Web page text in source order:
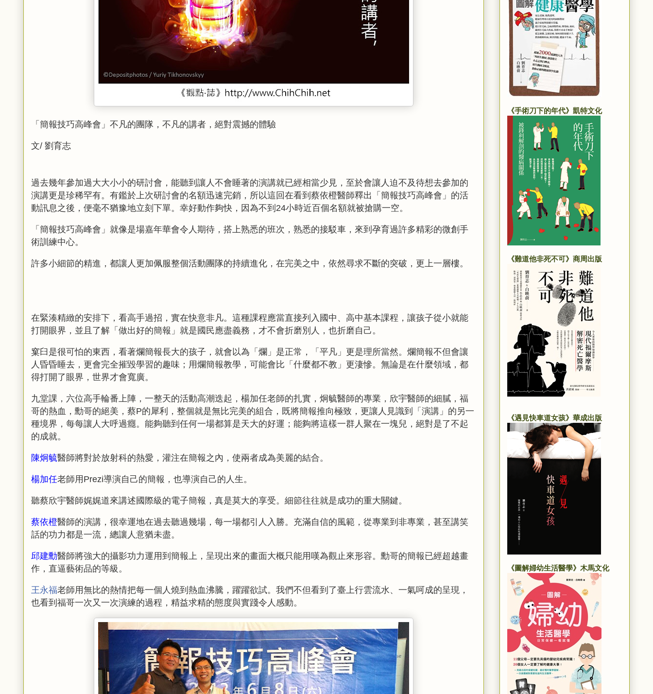
「簡報技巧高峰會」不凡的團隊，不凡的講者，絕對震撼的體驗
文/ 劉育志
過去幾年參加過大大小小的研討會，能聽到讓人不會睡著的演講就已經相當少見，至於會讓人迫不及待想去參加的
演講更是珍稀罕有。有鑑於上次研討會的名額迅速完銷，所以這回在看到蔡依橙醫師釋出「簡報技巧高峰會」的活
動訊息之後，便毫不猶豫地立刻下單。幸好動作夠快，因為不到24小時近百個名額就被搶購一空。
「簡報技巧高峰會」就像是場嘉年華會令人期待，搭上熟悉的班次，熟悉的接駁車，來到孕育過許多精彩的微創手
術訓練中心。
許多小細節的精進，都讓人更加佩服整個活動團隊的持續進化，在完美之中，依然尋求不斷的突破，更上一層樓。
在緊湊精緻的安排下，看高手過招，實在快意非凡。這種課程應當直接列入國中、高中基本課程，讓孩子從小就能
打開眼界，並且了解「做出好的簡報」就是國民應盡義務，才不會折磨別人，也折磨自己。
窠臼是很可怕的東西，看著爛簡報長大的孩子，就會以為「爛」是正常，「平凡」更是理所當然。爛簡報不但會讓
人昏昏睡去，更會完全摧毀學習的趣味；用爛簡報教學，可能會比「什麼都不教」更淒慘。無論是在什麼領域，都
得打開了眼界，世界才會寬廣。
九堂課，六位高手輪番上陣，一整天的活動高潮迭起，楊加任老師的扎實，炯毓醫師的專業，欣宇醫師的細膩，福
哥的熱血，勳哥的絕美，蔡P的犀利，整個就是無比完美的組合，既將簡報推向極致，更讓人見識到「演講」的另一
種境界，每每讓人大呼過癮。能夠聽到任何一場都算是天大的好運；能夠將這樣一群人聚在一塊兒，絕對是了不起
的成就。
陳炯毓醫師將對於放射科的熱愛，灌注在簡報之內，使兩者成為美麗的結合。
楊加任老師用Prezi導演自己的簡報，也導演自己的人生。
聽蔡欣宇醫師娓娓道來講述國際級的電子簡報，真是莫大的享受。細節往往就是成功的重大關鍵。
蔡依橙醫師的演講，很幸運地在過去聽過幾場，每一場都引人入勝。充滿自信的風範，從專業到非專業，甚至講笑
話的功力都是一流，總讓人意猶未盡。
邱建勳醫師將強大的攝影功力運用到簡報上，呈現出來的畫面大概只能用嘆為觀止來形容。勳哥的簡報已經超越畫
作，直逼藝術品的等級。
王永福老師用無比的熱情把每一個人燒到熱血沸騰，躍躍欲試。我們不但看到了臺上行雲流水、一氣呵成的呈現，
也看到福哥一次又一次演練的過程，精益求精的態度與實踐令人感動。
《手術刀下的年代》凱特文化
《難道他非死不可》商周出版
《遇見快車道女孩》華成出版
《圖解婦幼生活醫學》木馬文化